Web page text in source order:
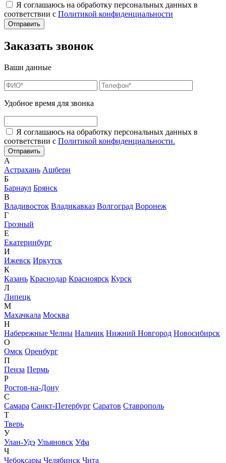
Я соглашаюсь на обработку персональных данных в
соответствии с Политикой конфиденциальности
Заказать звонок
Ваши данные
Удобное время для звонка
Я соглашаюсь на обработку персональных данных в
соответствии с Политикой конфиденциальности.
А
Астрахань Ашберн
Б
Барнаул Брянск
В
Владивосток Владикавказ Волгоград Воронеж
Г
Грозный
Е
Екатеринбург
И
Ижевск Иркутск
К
Казань Краснодар Красноярск Курск
Л
Липецк
М
Махачкала Москва
Н
Набережные Челны Нальчик Нижний Новгород Новосибирск
О
Омск Оренбург
П
Пенза Пермь
Р
Ростов-на-Дону
С
Самара Санкт-Петербург Саратов Ставрополь
Т
Тверь
У
Улан-Удэ Ульяновск Уфа
Ч
Чебоксары Челябинск Чита